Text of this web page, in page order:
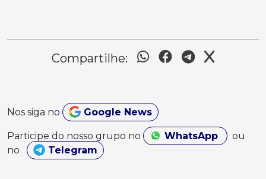
Compartilhe:
Nos siga no Google News
Participe do nosso grupo no WhatsApp
ou
no
Telegram